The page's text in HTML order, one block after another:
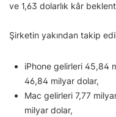
ve 1,63 dolarlık kâr
Şirketin yakından takip
iPhone gelirleri 45,84
46,84 milyar dolar,
Mac gelirleri 7,77
milyar dolar,